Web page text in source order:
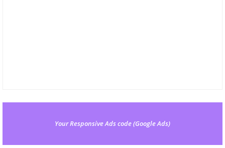
Your Responsive Ads code (Google Ads)